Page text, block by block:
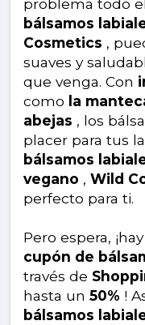
problema todo
bálsamos
Cosmetics ,
suaves y
que venga. Con
como la
abejas , los
placer para tus
bálsamos
vegano , Wild
perfecto para ti.
Pero espera,
cupón de
través de
hasta un 50% !
bálsamos